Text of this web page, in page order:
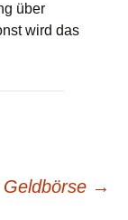
über
wird das
→